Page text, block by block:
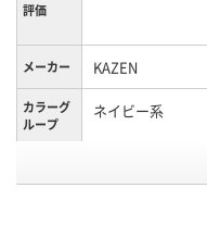
評価
メーカー KAZEN
カラーグ
ループ
ネイビー系